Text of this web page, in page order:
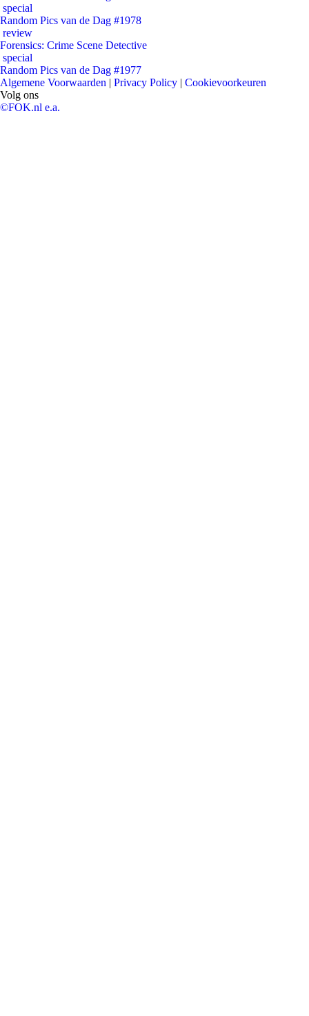
special
Random Pics van de Dag #1978
review
Forensics: Crime Scene Detective
special
Random Pics van de Dag #1977
Algemene Voorwaarden | Privacy Policy | Cookievoorkeuren
Volg ons
©FOK.nl e.a.